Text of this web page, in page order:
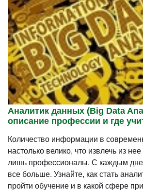
Аналитик данных (Big Data
описание профессии и где
Количество информации в
настолько велико, что извлечь из
лишь профессионалы. С каждым
все больше. Узнайте, как стать
пройти обучение и в какой сфере